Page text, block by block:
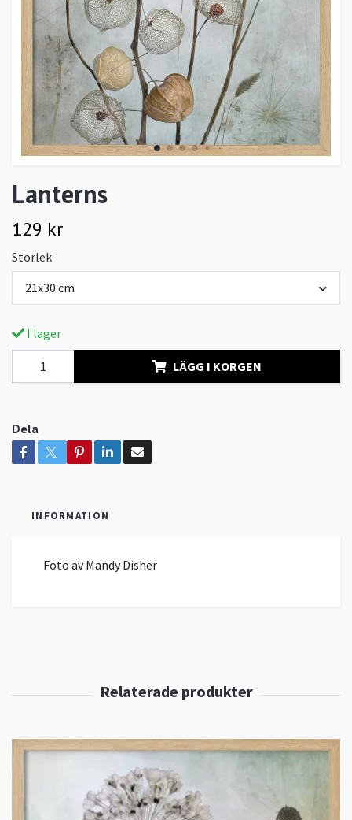
Lanterns
129 kr
Storlek
21x30 cm
I lager
LÄGG I KORGEN
Dela
INFORMATION
Foto av Mandy Disher